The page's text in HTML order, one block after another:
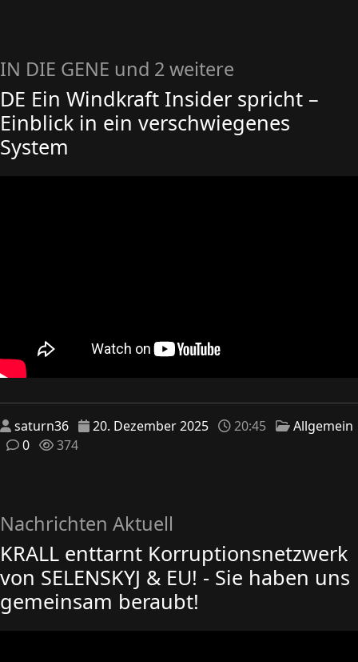
IN DIE GENE und 2 weitere
DE Ein Windkraft Insider spricht –
Einblick in ein verschwiegenes
System
saturn36 20. Dezember 2025 20:45
Allgemein
0
374
Nachrichten Aktuell
KRALL enttarnt Korruptionsnetzwerk
von SELENSKYJ & EU! - Sie haben uns
gemeinsam beraubt!